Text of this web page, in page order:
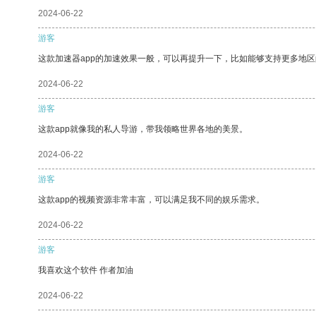
2024-06-22
游客
这款加速器app的加速效果一般，可以再提升一下，比如能够支持更多地区
2024-06-22
游客
这款app就像我的私人导游，带我领略世界各地的美景。
2024-06-22
游客
这款app的视频资源非常丰富，可以满足我不同的娱乐需求。
2024-06-22
游客
我喜欢这个软件 作者加油
2024-06-22